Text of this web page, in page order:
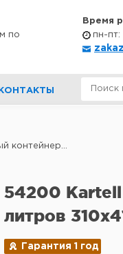
по
Время
пн-пт:
КОНТАКТЫ
контейнер...
54200 Kartell
литров
Гарантия 1 год